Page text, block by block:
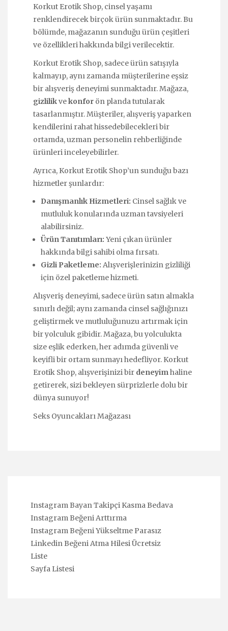
Korkut Erotik Shop, cinsel yaşamı
renklendirecek birçok ürün sunmaktadır. Bu
bölümde, mağazanın sunduğu ürün çeşitleri
ve özellikleri hakkında bilgi verilecektir.
Korkut Erotik Shop, sadece ürün satışıyla
kalmayıp, aynı zamanda müşterilerine eşsiz
bir alışveriş deneyimi sunmaktadır. Mağaza,
gizlilikvekonfor ön planda tutularak
tasarlanmıştır. Müşteriler, alışveriş yaparken
kendilerini rahat hissedebilecekleri bir
ortamda, uzman personelin rehberliğinde
ürünleri inceleyebilirler.
Ayrıca, Korkut Erotik Shop’un sunduğu bazı
hizmetler şunlardır:
Danışmanlık Hizmetleri: Cinsel sağlık ve
mutluluk konularında uzman tavsiyeleri
alabilirsiniz.
Ürün Tanıtımları: Yeni çıkan ürünler
hakkında bilgi sahibi olma fırsatı.
Gizli Paketleme: Alışverişlerinizin gizliliği
için özel paketleme hizmeti.
Alışveriş deneyimi, sadece ürün satın almakla
sınırlı değil; aynı zamanda cinsel sağlığınızı
geliştirmek ve mutluluğunuzu artırmak için
bir yolculuk gibidir. Mağaza, bu yolculukta
size eşlik ederken, her adımda güvenli ve
keyifli bir ortam sunmayı hedefliyor. Korkut
Erotik Shop, alışverişinizi bir deneyimhaline
getirerek, sizi bekleyen sürprizlerle dolu bir
dünya sunuyor!
Seks Oyuncakları Mağazası
Instagram Bayan Takipçi Kasma Bedava
Instagram Beğeni Arttırma
Instagram Beğeni Yükseltme Parasız
Linkedin Beğeni Atma Hilesi Ücretsiz
Liste
Sayfa Listesi